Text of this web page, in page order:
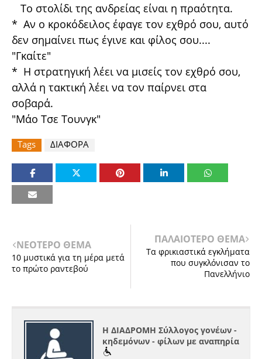
Το στολίδι της ανδρείας είναι η πραότητα.
* Αν ο κροκόδειλος έφαγε τον εχθρό σου, αυτό
δεν σημαίνει πως έγινε και φίλος σου....
"Γκαίτε"
* Η στρατηγική λέει να μισείς τον εχθρό σου,
αλλά η τακτική λέει να τον παίρνει στα
σοβαρά.
"Μάο Τσε Τουνγκ"
Tags ΔΙΑΦΟΡΑ
ΝΕΟΤΕΡΟ ΘΕΜΑ
10 μυστικά για τη μέρα μετά
το πρώτο ραντεβού
ΠΑΛΑΙΟΤΕΡΟ ΘΕΜΑ
Τα φρικιαστικά εγκλήματα
που συγκλόνισαν το
Πανελλήνιο
Η ΔΙΑΔΡΟΜΗ Σύλλογος γονέων -
κηδεμόνων - φίλων με αναπηρία